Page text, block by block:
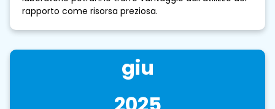
rapporto come risorsa preziosa.
giu